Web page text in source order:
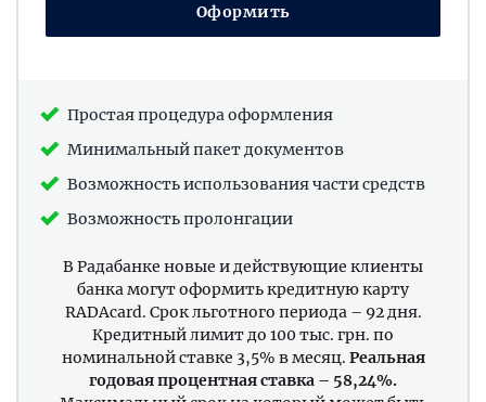
Оформить
Простая процедура оформления
Минимальный пакет документов
Возможность использования части средств
Возможность пролонгации
В Радабанке новые и действующие клиенты
банка могут оформить кредитную карту
RADAcard. Срок льготного периода – 92 дня.
Кредитный лимит до 100 тыс. грн. по
номинальной ставке 3,5% в месяц. Реальная
годовая процентная ставка – 58,24%.